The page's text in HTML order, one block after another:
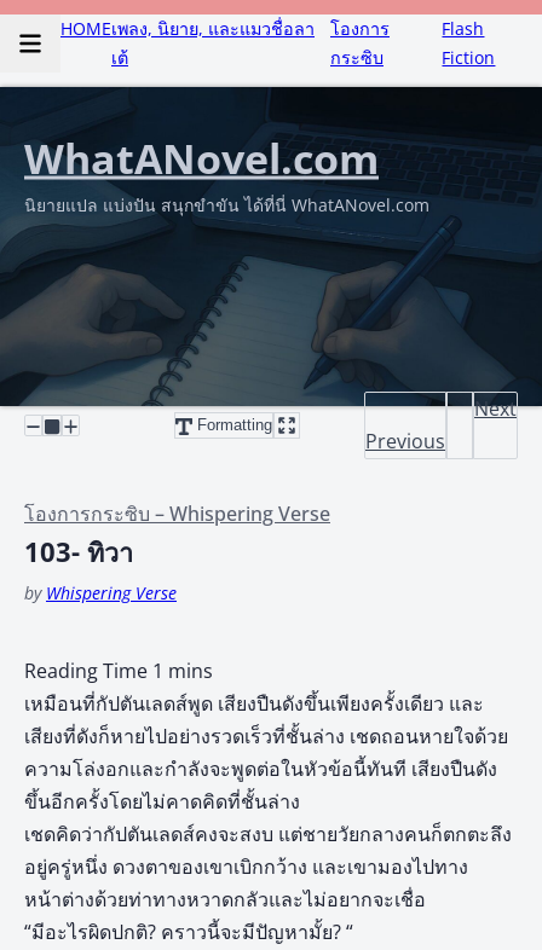
HOMEเพลง, นิยาย, และแมวชื่อลา
เต้
โองการ
กระซิบ
Flash
Fiction
WhatANovel.com
นิยายแปล แบ่งปัน สนุกขำขัน ได้ที่นี่ WhatANovel.com
Formatting
Previous
Next
โองการกระซิบ – Whispering Verse
103- ทิวา
by Whispering Verse
เหมือนที่กัปตันเลดส์พูด เสียงปืนดังขึ้นเพียงครั้งเดียว และ
เสียงที่ดังก็หายไปอย่างรวดเร็วที่ชั้นล่าง เชดถอนหายใจด้วย
ความโล่งอกและกำลังจะพูดต่อในหัวข้อนี้ทันที เสียงปืนดัง
ขึ้นอีกครั้งโดยไม่คาดคิดที่ชั้นล่าง
เชดคิดว่ากัปตันเลดส์คงจะสงบ แต่ชายวัยกลางคนก็ตกตะลึง
อยู่ครู่หนึ่ง ดวงตาของเขาเบิกกว้าง และเขามองไปทาง
หน้าต่างด้วยท่าทางหวาดกลัวและไม่อยากจะเชื่อ
“มีอะไรผิดปกติ? คราวนี้จะมีปัญหามั้ย? “